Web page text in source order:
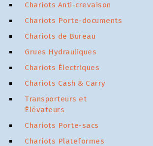
Chariots Anti-crevaison
Chariots Porte-documents
Chariots de Bureau
Grues Hydrauliques
Chariots Électriques
Chariots Cash & Carry
Transporteurs et
Élévateurs
Chariots Porte-sacs
Chariots Plateformes